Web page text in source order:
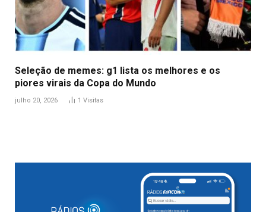
Seleção de memes: g1 lista os melhores e os
piores virais da Copa do Mundo
julho 20, 2026 1 Visitas